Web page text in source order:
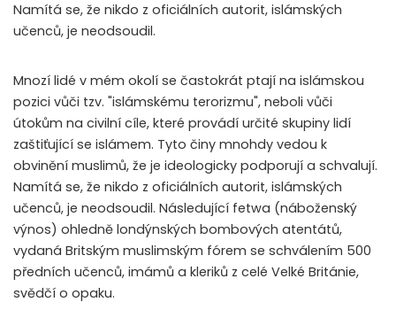
Namítá se, že nikdo z oficiálních autorit, islámských
učenců, je neodsoudil.
Mnozí lidé v mém okolí se častokrát ptají na islámskou
pozici vůči tzv. "islámskému terorizmu", neboli vůči
útokům na civilní cíle, které provádí určité skupiny lidí
zaštiťující se islámem. Tyto činy mnohdy vedou k
obvinění muslimů, že je ideologicky podporují a schvalují.
Namítá se, že nikdo z oficiálních autorit, islámských
učenců, je neodsoudil. Následující fetwa (náboženský
výnos) ohledně londýnských bombových atentátů,
vydaná Britským muslimským fórem se schválením 500
předních učenců, imámů a kleriků z celé Velké Británie,
svědčí o opaku.